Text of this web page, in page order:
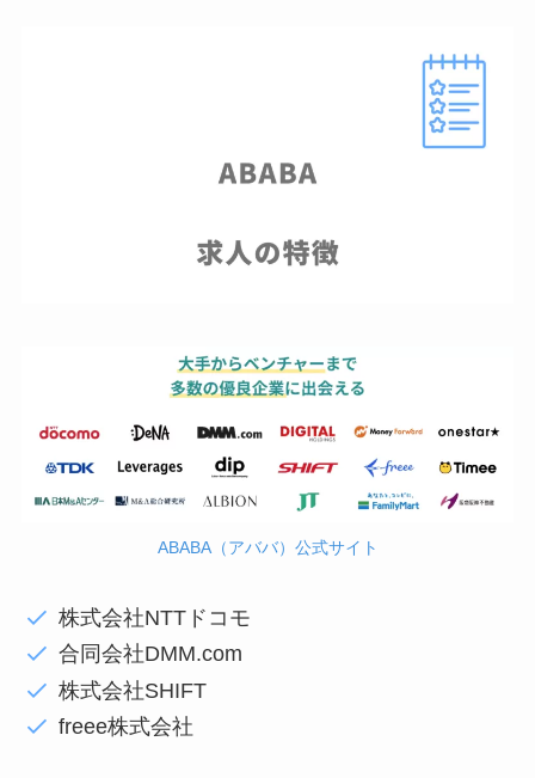
ABABA（アババ）公式サイト
株式会社NTTドコモ
合同会社DMM.com
株式会社SHIFT
freee株式会社